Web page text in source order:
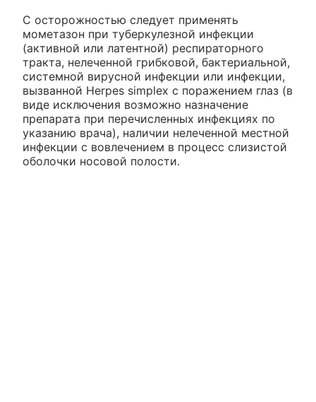
С осторожностью следует применять
мометазон при туберкулезной инфекции
(активной или латентной) респираторного
тракта, нелеченной грибковой, бактериальной,
системной вирусной инфекции или инфекции,
вызванной Herpes simplex с поражением глаз (в
виде исключения возможно назначение
препарата при перечисленных инфекциях по
указанию врача), наличии нелеченной местной
инфекции с вовлечением в процесс слизистой
оболочки носовой полости.